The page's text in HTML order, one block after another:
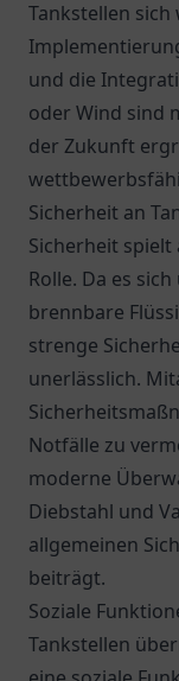
Tankstellen sich
und die
oder Wind sind
der Zukunft
Sicherheit an
Sicherheit spielt
Rolle. Da es
brennbare
strenge
unerlässlich.
Notfälle zu
moderne
Diebstahl und
allgemeinen
beiträgt.
Soziale
Tankstellen